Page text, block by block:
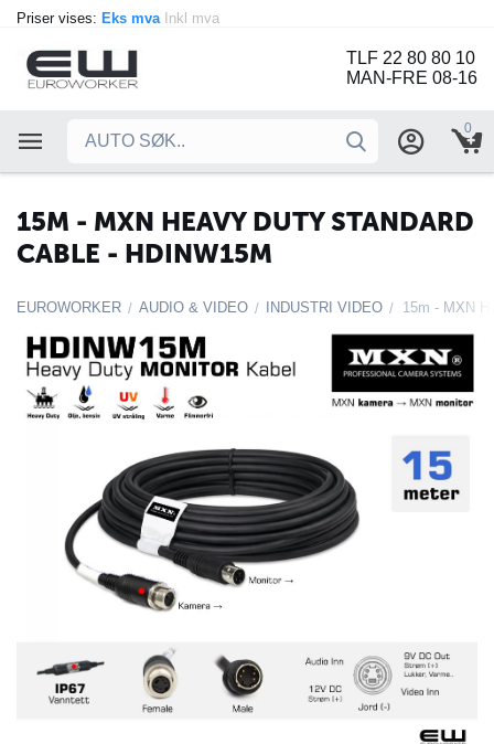
Priser vises: Eks mva Inkl mva
TLF 22 80 80 10
MAN-FRE 08-16
0
15M - MXN HEAVY DUTY STANDARD
CABLE - HDINW15M
EUROWORKER / AUDIO & VIDEO / INDUSTRI VIDEO /